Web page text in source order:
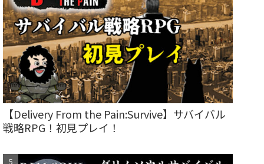
【Delivery From the Pain:Survive】サバイバル
戦略RPG！初見プレイ！